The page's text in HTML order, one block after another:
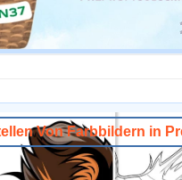
Von Farbbildern in